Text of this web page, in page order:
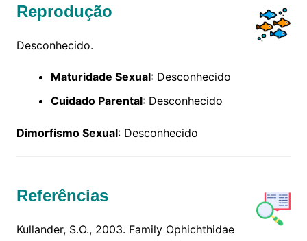
Reprodução
Desconhecido.
Maturidade Sexual: Desconhecido
Cuidado Parental: Desconhecido
Dimorfismo Sexual: Desconhecido
Referências
Kullander, S.O., 2003. Family Ophichthidae